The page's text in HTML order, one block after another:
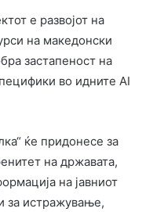
е развојот на
на македонски
застапеност на
во идните AI
ќе придонесе за
на државата,
на јавниот
за истражување,